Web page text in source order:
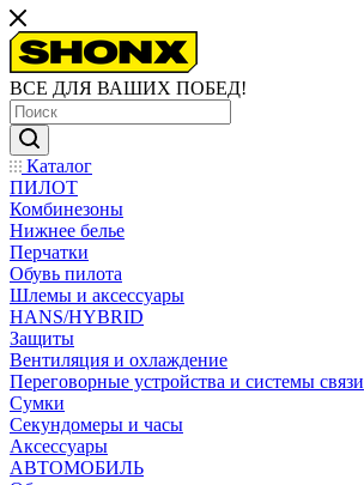
ВСЕ ДЛЯ ВАШИХ ПОБЕД!
Каталог
ПИЛОТ
Комбинезоны
Нижнее белье
Перчатки
Обувь пилота
Шлемы и аксессуары
HANS/HYBRID
Защиты
Вентиляция и охлаждение
Переговорные устройства и системы связи
Сумки
Секундомеры и часы
Аксессуары
АВТОМОБИЛЬ